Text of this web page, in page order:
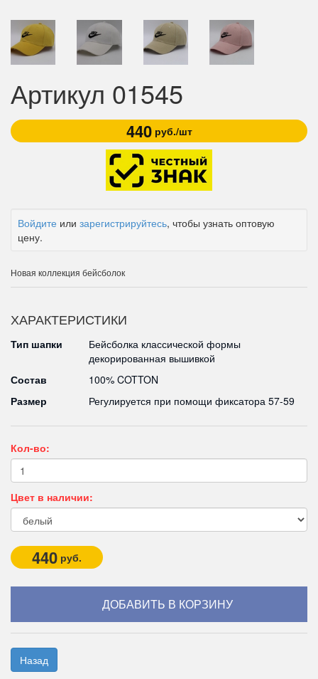
Артикул 01545
440руб./шт
Войдите или зарегистрируйтесь, чтобы узнать оптовую
цену.
Новая коллекция бейсболок
ХАРАКТЕРИСТИКИ
Тип шапки
Бейсболка классической формы
декорированная вышивкой
Состав
100% COTTON
Размер
Регулируется при помощи фиксатора 57-59
Кол-во:
Цвет в наличии:
440 руб.
Назад